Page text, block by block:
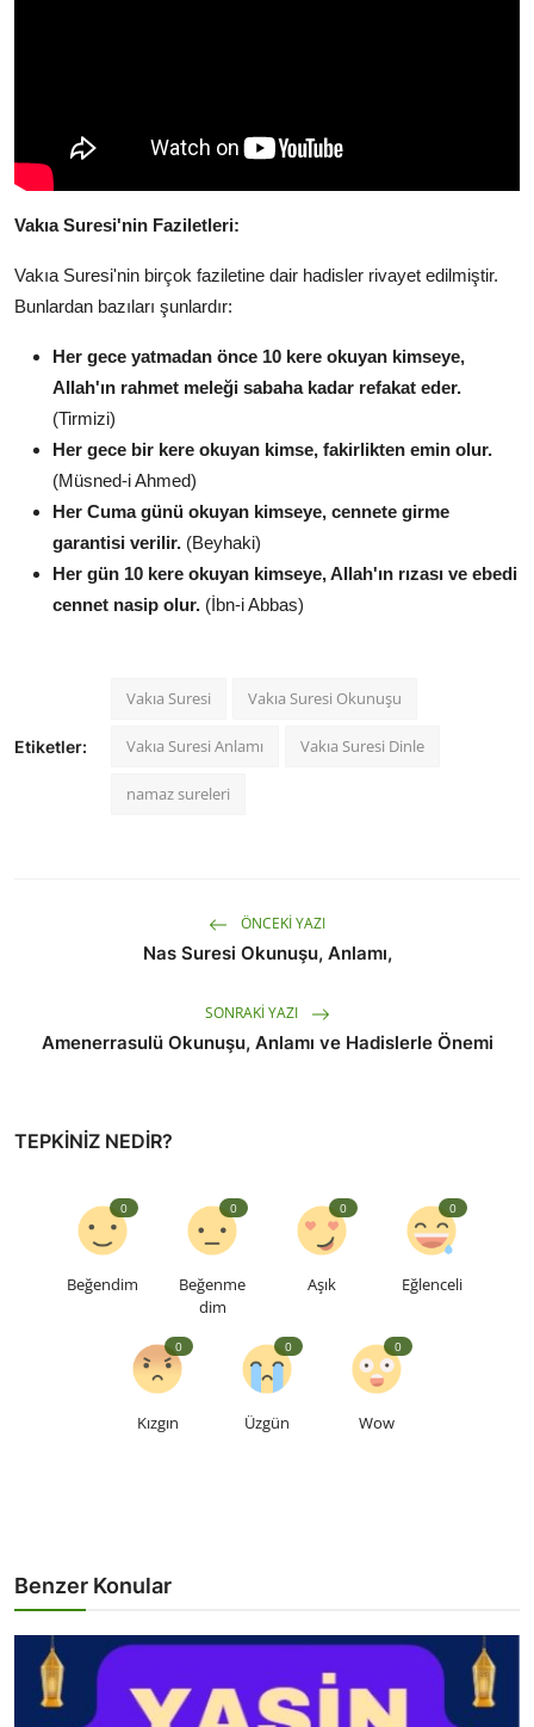
Vakıa Suresi'nin Faziletleri:
Vakıa Suresi'nin birçok faziletine dair hadisler rivayet edilmiştir.
Bunlardan bazıları şunlardır:
Her gece yatmadan önce 10 kere okuyan kimseye,
Allah'ın rahmet meleği sabaha kadar refakat eder.
(Tirmizi)
Her gece bir kere okuyan kimse, fakirlikten emin olur.
(Müsned-i Ahmed)
Her Cuma günü okuyan kimseye, cennete girme
garantisi verilir. (Beyhaki)
Her gün 10 kere okuyan kimseye, Allah'ın rızası ve ebedi
cennet nasip olur. (İbn-i Abbas)
Etiketler:
Vakıa Suresi Vakıa Suresi Okunuşu
Vakıa Suresi Anlamı Vakıa Suresi Dinle
namaz sureleri
ÖNCEKI YAZI
Nas Suresi Okunuşu, Anlamı,
SONRAKI YAZI
Amenerrasulü Okunuşu, Anlamı ve Hadislerle Önemi
TEPKINIZ NEDIR?
Beğendim
0
Beğenme
dim
0
Aşık
0
Eğlenceli
0
Kızgın
0
Üzgün
0
Wow
0
Benzer Konular